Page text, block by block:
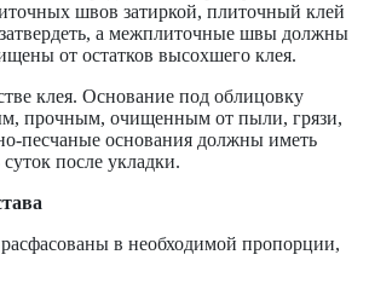
швов затиркой, плиточный клей
а межплиточные швы должны
от остатков высохшего клея.
клея. Основание под облицовку
прочным, очищенным от пыли, грязи,
песчаные основания должны иметь
после укладки.
в необходимой пропорции,